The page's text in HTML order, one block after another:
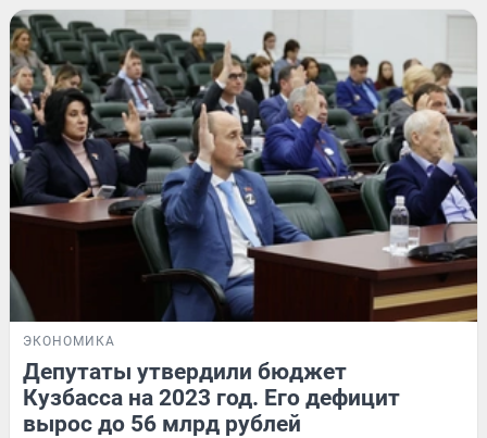
ЭКОНОМИКА
Депутаты утвердили бюджет
Кузбасса на 2023 год. Его дефицит
вырос до 56 млрд рублей